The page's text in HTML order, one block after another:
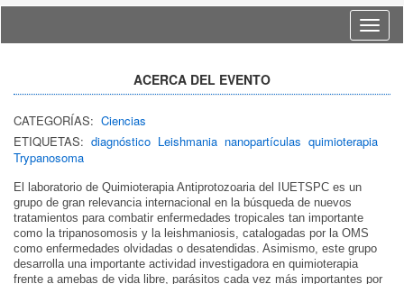
Idioma
ACERCA DEL EVENTO
CATEGORÍAS: Ciencias
ETIQUETAS: diagnóstico Leishmania nanopartículas quimioterapia
Trypanosoma
El laboratorio de Quimioterapia Antiprotozoaria del IUETSPC es un
grupo de gran relevancia internacional en la búsqueda de nuevos
tratamientos para combatir enfermedades tropicales tan importante
como la tripanosomosis y la leishmaniosis, catalogadas por la OMS
como enfermedades olvidadas o desatendidas. Asimismo, este grupo
desarrolla una importante actividad investigadora en quimioterapia
frente a amebas de vida libre, parásitos cada vez más importantes por